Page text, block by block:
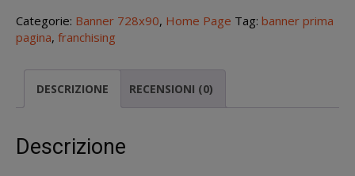
Focus
Title
pay
quantità
Categorie: Banner 728x90, Home Page Tag: banner prima
pagina, franchising
DESCRIZIONE RECENSIONI (0)
Descrizione